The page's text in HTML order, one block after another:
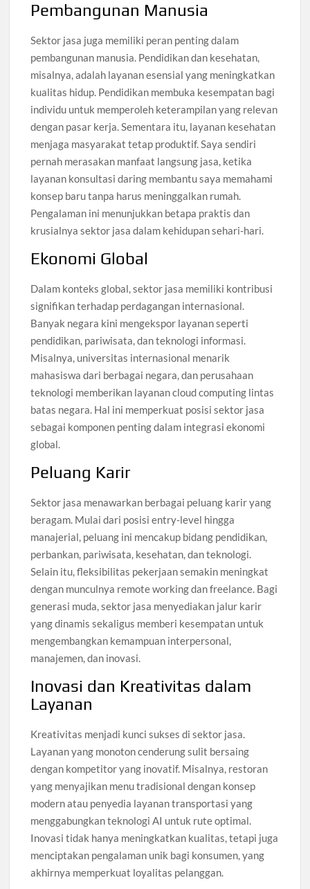
Pembangunan Manusia
Sektor jasa juga memiliki peran penting dalam
pembangunan manusia. Pendidikan dan kesehatan,
misalnya, adalah layanan esensial yang meningkatkan
kualitas hidup. Pendidikan membuka kesempatan bagi
individu untuk memperoleh keterampilan yang relevan
dengan pasar kerja. Sementara itu, layanan kesehatan
menjaga masyarakat tetap produktif. Saya sendiri
pernah merasakan manfaat langsung jasa, ketika
layanan konsultasi daring membantu saya memahami
konsep baru tanpa harus meninggalkan rumah.
Pengalaman ini menunjukkan betapa praktis dan
krusialnya sektor jasa dalam kehidupan sehari-hari.
Ekonomi Global
Dalam konteks global, sektor jasa memiliki kontribusi
signifikan terhadap perdagangan internasional.
Banyak negara kini mengekspor layanan seperti
pendidikan, pariwisata, dan teknologi informasi.
Misalnya, universitas internasional menarik
mahasiswa dari berbagai negara, dan perusahaan
teknologi memberikan layanan cloud computing lintas
batas negara. Hal ini memperkuat posisi sektor jasa
sebagai komponen penting dalam integrasi ekonomi
global.
Peluang Karir
Sektor jasa menawarkan berbagai peluang karir yang
beragam. Mulai dari posisi entry-level hingga
manajerial, peluang ini mencakup bidang pendidikan,
perbankan, pariwisata, kesehatan, dan teknologi.
Selain itu, fleksibilitas pekerjaan semakin meningkat
dengan munculnya remote working dan freelance. Bagi
generasi muda, sektor jasa menyediakan jalur karir
yang dinamis sekaligus memberi kesempatan untuk
mengembangkan kemampuan interpersonal,
manajemen, dan inovasi.
Inovasi dan Kreativitas dalam
Layanan
Kreativitas menjadi kunci sukses di sektor jasa.
Layanan yang monoton cenderung sulit bersaing
dengan kompetitor yang inovatif. Misalnya, restoran
yang menyajikan menu tradisional dengan konsep
modern atau penyedia layanan transportasi yang
menggabungkan teknologi AI untuk rute optimal.
Inovasi tidak hanya meningkatkan kualitas, tetapi juga
menciptakan pengalaman unik bagi konsumen, yang
akhirnya memperkuat loyalitas pelanggan.